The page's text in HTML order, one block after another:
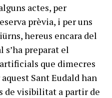
actes, per
prèvia, i per uns
hereus encara del
s’ha preparat el
que dimecres
Sant Eudald han
de visibilitat a partir de